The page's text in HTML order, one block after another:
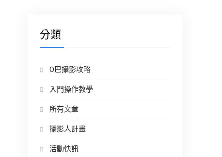
分類
O巴攝影攻略
入門操作教學
所有文章
攝影人計畫
活動快訊